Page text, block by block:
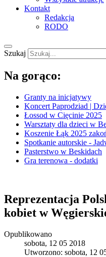
Kontakt
Redakcja
RODO
Szukaj
Na gorąco:
Granty na inicjatywy
Koncert Paprodziad |
Łossod w Cięcinie 2025
Warsztaty dla dzieci w
Koszenie Łąk 2025
Spotkanie autorskie -
Pasterstwo w Beskidach
Gra terenowa - dodatki
Reprezentacja
kobiet w
Opublikowano
sobota, 12 05 2018
Utworzono: sobota, 12